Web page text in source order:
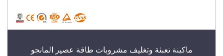
ماكينة تعبئة وتغليف مشروبات طاقة عصير المانجو